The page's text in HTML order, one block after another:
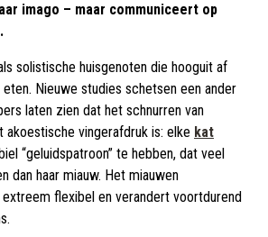
imago – maar communiceert op
solistische huisgenoten die hooguit af
Nieuwe studies schetsen een ander
laten zien dat het schnurren van
akoestische vingerafdruk is: elke kat
“geluidspatroon” te hebben, dat veel
dan haar miauw. Het miauwen
flexibel en verandert voortdurend